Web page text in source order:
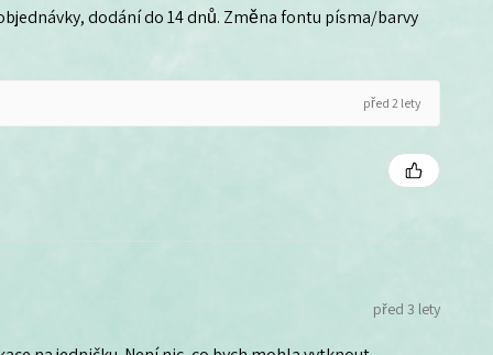
dodání do 14 dnů. Změna fontu písma/barvy
před 2 lety
před 3 lety